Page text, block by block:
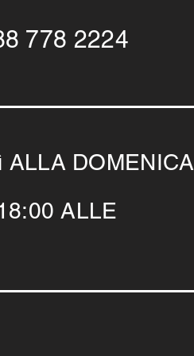
778 2224
ALLA DOMENICA
ALLE